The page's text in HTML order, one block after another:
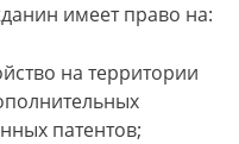
имеет право на:
на территории
патентов;